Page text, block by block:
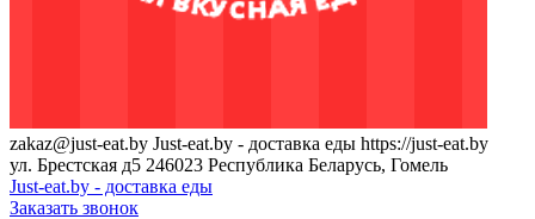
zakaz@just-eat.by Just-eat.by - доставка еды https://just-eat.by
ул. Брестская д5 246023 Республика Беларусь, Гомель
Just-eat.by - доставка еды
Заказать звонок